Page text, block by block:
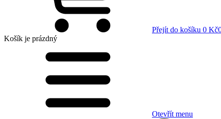
Přejít do košíku 0 Kč
Košík je prázdný
Otevřít menu